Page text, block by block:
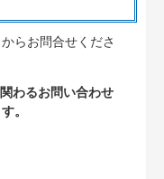
らお問合せくださ
わるお問い合わせ
。